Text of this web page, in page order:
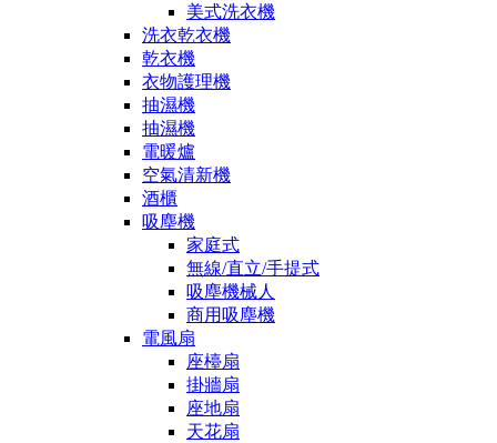
美式洗衣機
洗衣乾衣機
乾衣機
衣物護理機
抽濕機
抽濕機
電暖爐
空氣清新機
酒櫃
吸塵機
家庭式
無線/直立/手提式
吸塵機械人
商用吸塵機
電風扇
座檯扇
掛牆扇
座地扇
天花扇